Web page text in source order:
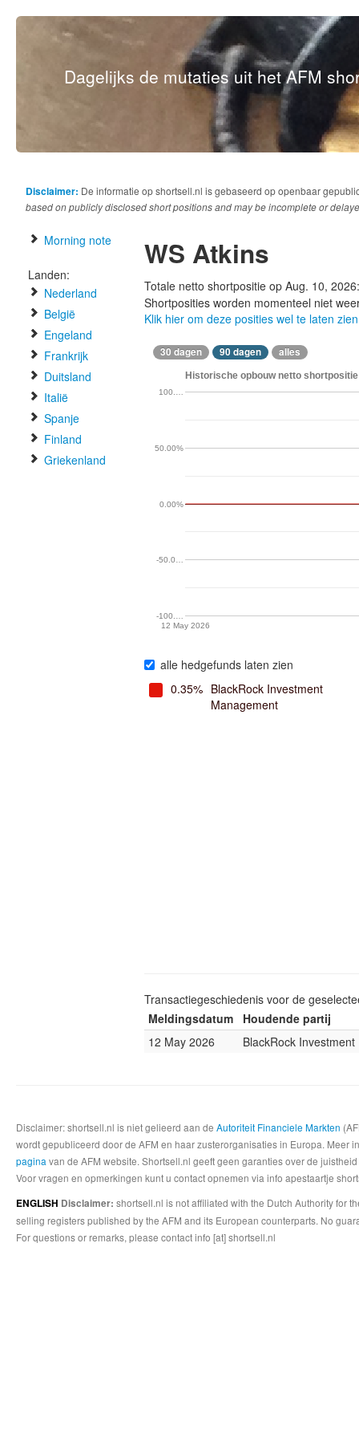
Dagelijks de mutaties uit het AFM
Disclaimer: De informatie op shortsell.nl is gebaseerd op openbaar
based on publicly disclosed short positions and may be incomplete or
Morning note
Landen:
Nederland
België
Engeland
Frankrijk
Duitsland
Italië
Spanje
Finland
Griekenland
WS Atkins
Totale netto shortpositie op Aug. 10,
Shortposities worden momenteel niet
Klik hier om deze posities wel te laten zien
30 dagen 90 dagen alles
Historische opbouw netto
12 May 2026
-100.…
-50.0…
0.00%
50.00%
100.…
alle hedgefunds laten zien
0.35% BlackRock Investment
Management
Transactiegeschiedenis voor de
Meldingsdatum
Houdende partij
12 May 2026
BlackRock
Disclaimer: shortsell.nl is niet gelieerd aan de Autoriteit Financiele Markten
wordt gepubliceerd door de AFM en haar zusterorganisaties in Europa.
pagina van de AFM website. Shortsell.nl geeft geen garanties over de
Voor vragen en opmerkingen kunt u contact opnemen via info apestaartje
ENGLISH Disclaimer: shortsell.nl is not affiliated with the Dutch Authority for
selling registers published by the AFM and its European counterparts. No
For questions or remarks, please contact info [at] shortsell.nl